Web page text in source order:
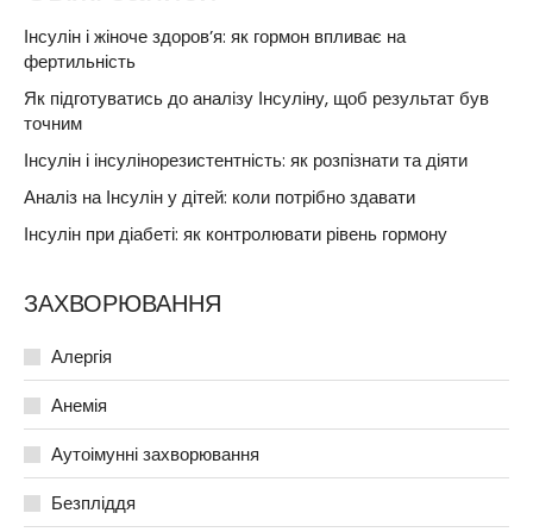
Інсулін і жіноче здоров’я: як гормон впливає на
фертильність
Як підготуватись до аналізу Інсуліну, щоб результат був
точним
Інсулін і інсулінорезистентність: як розпізнати та діяти
Аналіз на Інсулін у дітей: коли потрібно здавати
Інсулін при діабеті: як контролювати рівень гормону
ЗАХВОРЮВАННЯ
Алергія
Анемія
Аутоімунні захворювання
Безпліддя